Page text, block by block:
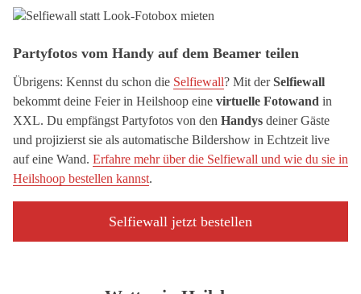
Partyfotos vom Handy auf dem Beamer teilen
Übrigens: Kennst du schon die Selfiewall? Mit derSelfiewall
bekommt deine Feier in Heilshoop eine virtuelle Fotowand in
XXL. Du empfängst Partyfotos von den Handys deiner Gäste
und projizierst sie als automatische Bildershow in Echtzeit live
auf eine Wand. Erfahre mehr über die Selfiewall und wie du sie in
Heilshoop bestellen kannst.
Selfiewall jetzt bestellen